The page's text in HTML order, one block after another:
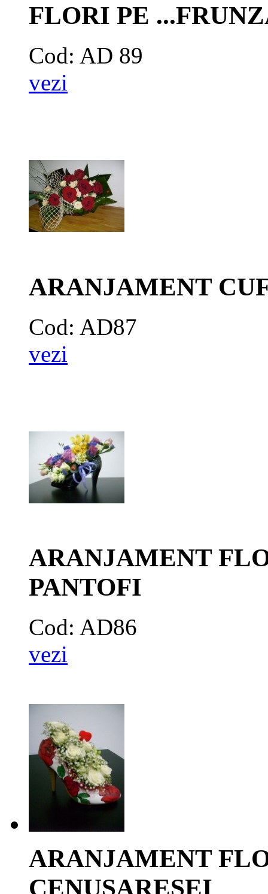
FLORI PE
Cod: AD 89
vezi
ARANJAMENT
Cod: AD87
vezi
ARANJAMENT
PANTOFI
Cod: AD86
vezi
ARANJAMENT
CENUSARESEI